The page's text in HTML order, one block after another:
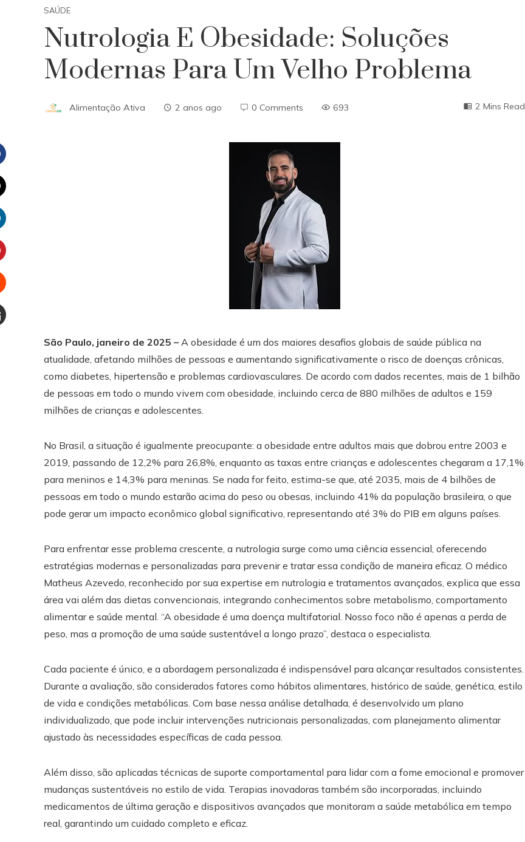
SAÚDE
Nutrologia E Obesidade: Soluções
Modernas Para Um Velho Problema
Alimentação Ativa 2 anos ago 0 Comments 693 2 Mins Read
São Paulo, janeiro de 2025 – A obesidade é um dos maiores desafios globais de saúde pública na
atualidade, afetando milhões de pessoas e aumentando significativamente o risco de doenças crônicas,
como diabetes, hipertensão e problemas cardiovasculares. De acordo com dados recentes, mais de 1 bilhão
de pessoas em todo o mundo vivem com obesidade, incluindo cerca de 880 milhões de adultos e 159
milhões de crianças e adolescentes.
No Brasil, a situação é igualmente preocupante: a obesidade entre adultos mais que dobrou entre 2003 e
2019, passando de 12,2% para 26,8%, enquanto as taxas entre crianças e adolescentes chegaram a 17,1%
para meninos e 14,3% para meninas. Se nada for feito, estima-se que, até 2035, mais de 4 bilhões de
pessoas em todo o mundo estarão acima do peso ou obesas, incluindo 41% da população brasileira, o que
pode gerar um impacto econômico global significativo, representando até 3% do PIB em alguns países.
Para enfrentar esse problema crescente, a nutrologia surge como uma ciência essencial, oferecendo
estratégias modernas e personalizadas para prevenir e tratar essa condição de maneira eficaz. O médico
Matheus Azevedo, reconhecido por sua expertise em nutrologia e tratamentos avançados, explica que essa
área vai além das dietas convencionais, integrando conhecimentos sobre metabolismo, comportamento
alimentar e saúde mental. “A obesidade é uma doença multifatorial. Nosso foco não é apenas a perda de
peso, mas a promoção de uma saúde sustentável a longo prazo”, destaca o especialista.
Cada paciente é único, e a abordagem personalizada é indispensável para alcançar resultados consistentes.
Durante a avaliação, são considerados fatores como hábitos alimentares, histórico de saúde, genética, estilo
de vida e condições metabólicas. Com base nessa análise detalhada, é desenvolvido um plano
individualizado, que pode incluir intervenções nutricionais personalizadas, com planejamento alimentar
ajustado às necessidades específicas de cada pessoa.
Além disso, são aplicadas técnicas de suporte comportamental para lidar com a fome emocional e promover
mudanças sustentáveis no estilo de vida. Terapias inovadoras também são incorporadas, incluindo
medicamentos de última geração e dispositivos avançados que monitoram a saúde metabólica em tempo
real, garantindo um cuidado completo e eficaz.